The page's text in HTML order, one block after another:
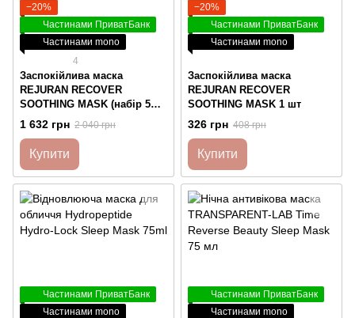
−20%
Частинами ПриватБанк
Частинами mono
4
Заспокійлива маска
REJURAN RECOVER
SOOTHING MASK (набір 5
шт)
1 632 грн 2 040 грн
Купити
−20%
Частинами ПриватБанк
Частинами mono
Заспокійлива маска
REJURAN RECOVER
SOOTHING MASK 1 шт
326 грн 408 грн
Купити
Частинами ПриватБанк
Частинами mono
Частинами ПриватБанк
Частинами mono